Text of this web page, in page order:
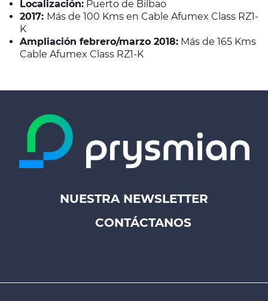
Localización: Puerto de Bilbao
2017: Más de 100 Kms en Cable Afumex Class RZ1-
K
Ampliación febrero/marzo 2018: Más de 165 Kms
Cable Afumex Class RZ1-K
Footer
Prysmian
NUESTRA NEWSLETTER
CONTÁCTANOS